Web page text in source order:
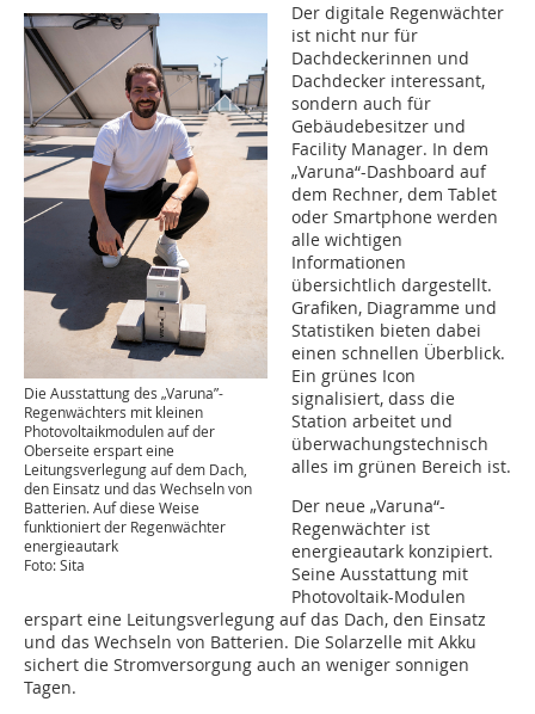
Die Ausstattung des „Varuna”-
Regenwächters mit kleinen
Photovoltaikmodulen auf der
Oberseite erspart eine
Leitungsverlegung auf dem Dach,
den Einsatz und das Wechseln von
Batterien. Auf diese Weise
funktioniert der Regenwächter
energieautark
Foto: Sita
Der digitale Regenwächter
ist nicht nur für
Dachdeckerinnen und
Dachdecker interessant,
sondern auch für
Gebäudebesitzer und
Facility Manager. In dem
„Varuna“-Dashboard auf
dem Rechner, dem Tablet
oder Smartphone werden
alle wichtigen
Informationen
übersichtlich dargestellt.
Grafiken, Diagramme und
Statistiken bieten dabei
einen schnellen Überblick.
Ein grünes Icon
signalisiert, dass die
Station arbeitet und
überwachungstechnisch
alles im grünen Bereich ist.
Der neue „Varuna“-
Regenwächter ist
energieautark konzipiert.
Seine Ausstattung mit
Photovoltaik-Modulen
erspart eine Leitungsverlegung auf das Dach, den Einsatz
und das Wechseln von Batterien. Die Solarzelle mit Akku
sichert die Stromversorgung auch an weniger sonnigen
Tagen.